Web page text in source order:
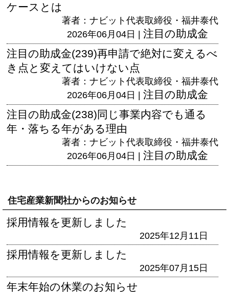
ケースとは
著者：ナビット代表取締役・福井泰代
2026年06月04日 | 注目の助成金
注目の助成金(239)再申請で絶対に変えるべ
き点と変えてはいけない点
著者：ナビット代表取締役・福井泰代
2026年06月04日 | 注目の助成金
注目の助成金(238)同じ事業内容でも通る
年・落ちる年がある理由
著者：ナビット代表取締役・福井泰代
2026年06月04日 | 注目の助成金
住宅産業新聞社からのお知らせ
採用情報を更新しました
2025年12月11日
採用情報を更新しました
2025年07月15日
年末年始の休業のお知らせ